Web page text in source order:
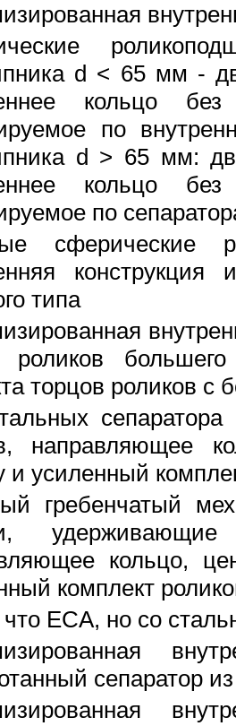
d < 65 мм -
кольцо
по
d > 65 мм:
кольцо
по
сферические
типа
роликов
торцов роликов с
сепаратора
направляющее
и усиленный
гребенчатый
кольцо,
комплект
ECA, но со
сепаратор